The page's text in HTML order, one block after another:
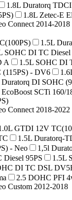
1.8L Duratorq
1.8L Zetec-E
Connect 2014-2018
1.5L
SOHC DI TC Diesel
A
1.5L SOHC DI
(115PS) - DV6
Duratorq DI SOHC
SCTi 160/
Connect 2018-2022
GTDI 12V
1.5L Duratorq-
- Neo
1,5l
95PS
1.5L
DI TC DSL
2.5 DOHC PFI
Custom 2012-2018